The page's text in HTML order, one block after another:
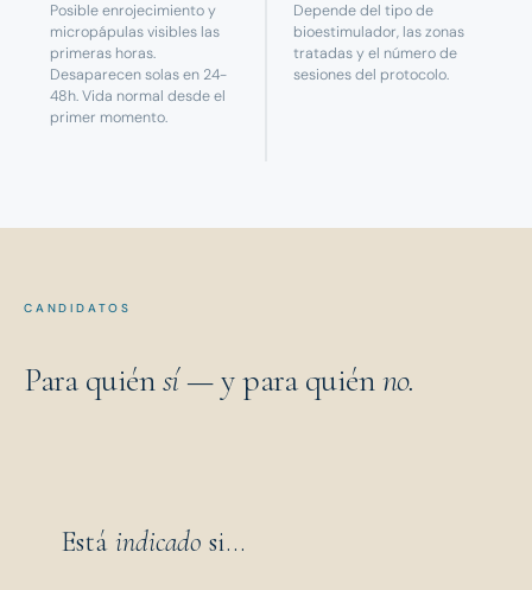
Posible enrojecimiento y
micropápulas visibles las
primeras horas.
Desaparecen solas en 24-
48h. Vida normal desde el
primer momento.
Depende del tipo de
bioestimulador, las zonas
tratadas y el número de
sesiones del protocolo.
CANDIDATOS
Para quiénsí— y para quiénno.
Está indicado si...